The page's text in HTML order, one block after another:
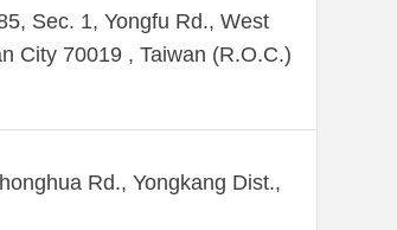
Sec. 1, Yongfu Rd., West
City 70019 , Taiwan (R.O.C.)
Rd., Yongkang Dist.,